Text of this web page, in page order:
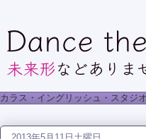
カラス・イングリッシュ・スタ
2013年5月11日土曜日